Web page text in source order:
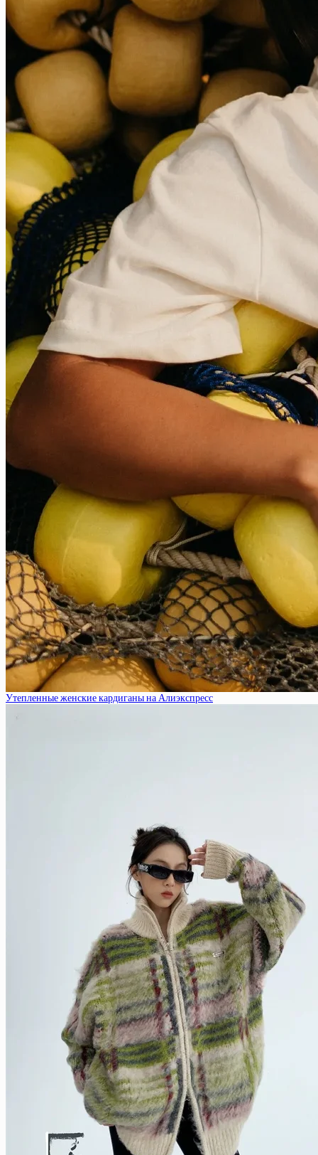
Утепленные женские кардиганы на Алиэкспресс